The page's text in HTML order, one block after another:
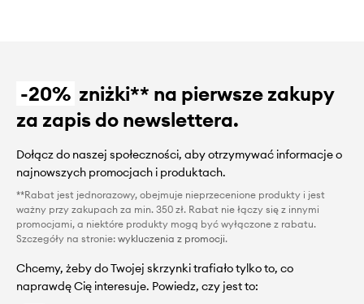
-20% zniżki** na pierwsze zakupy
za zapis do newslettera.
Dołącz do naszej społeczności, aby otrzymywać informacje o
najnowszych promocjach i produktach.
**Rabat jest jednorazowy, obejmuje nieprzecenione produkty i jest
ważny przy zakupach za min. 350 zł. Rabat nie łączy się z innymi
promocjami, a niektóre produkty mogą być wyłączone z rabatu.
Szczegóły na stronie: wykluczenia z promocji.
Chcemy, żeby do Twojej skrzynki trafiało tylko to, co
naprawdę Cię interesuje. Powiedz, czy jest to: